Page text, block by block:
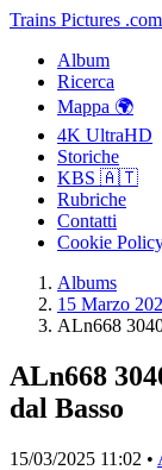
Trains Pictures .com
Album
Ricerca
Mappa 🌍
4K UltraHD
Storiche
KBS 🇦🇹
Rubriche
Contatti
Cookie
Albums
15 Marzo
ALn668
ALn668
dal Basso
15/03/2025 11:02 •